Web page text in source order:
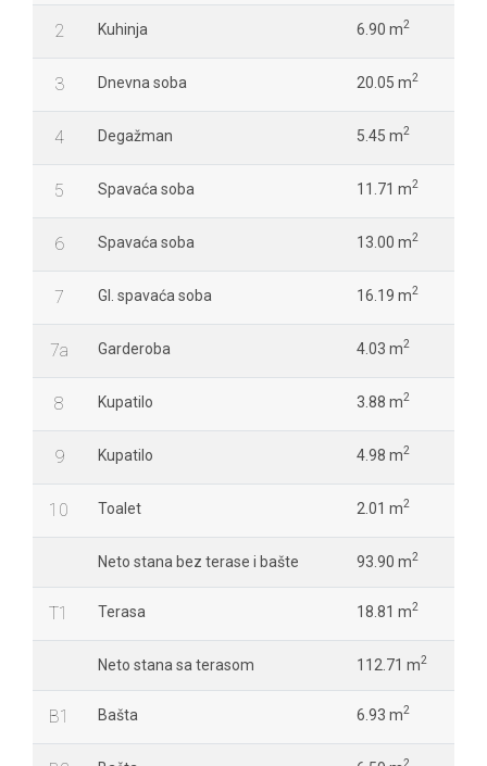
2 Kuhinja 6.90 m2
3 Dnevna soba 20.05 m2
4 Degažman 5.45 m2
5 Spavaća soba 11.71 m2
6 Spavaća soba 13.00 m2
7 Gl. spavaća soba 16.19 m2
7a Garderoba 4.03 m2
8 Kupatilo 3.88 m2
9 Kupatilo 4.98 m2
10 Toalet 2.01 m2
Neto stana bez terase i bašte 93.90 m2
T1 Terasa 18.81 m2
Neto stana sa terasom 112.71 m2
B1 Bašta 6.93 m2